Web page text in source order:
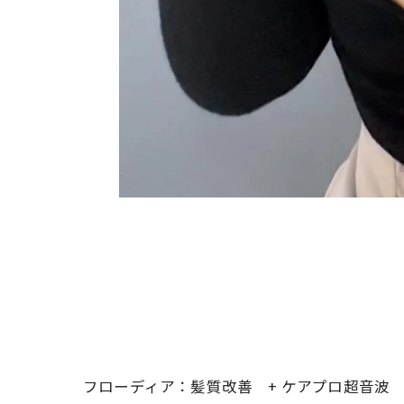
フローディア：髪質改善 + ケアプロ超音